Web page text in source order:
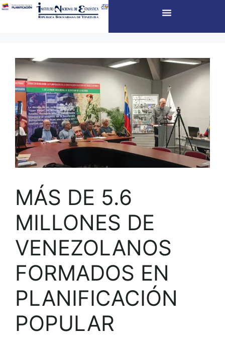
MÁS DE 5.6
MILLONES DE
VENEZOLANOS
FORMADOS EN
PLANIFICACIÓN
POPULAR